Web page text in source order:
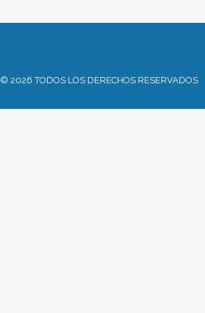
© 2026 TODOS LOS DERECHOS RESERVADOS